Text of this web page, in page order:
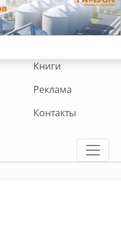
Книги
Реклама
Контакты